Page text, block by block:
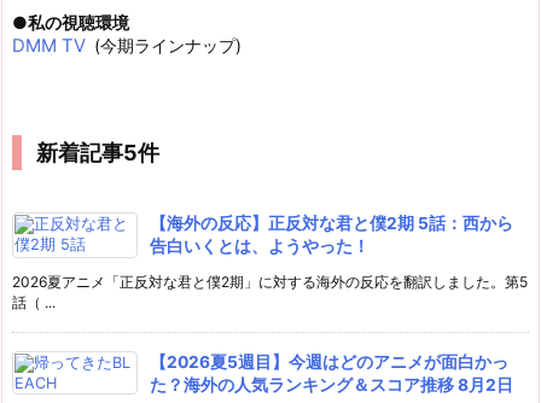
私の視聴環境
DMM TV (今期ラインナップ)
新着記事5件
【海外の反応】正反対な君と僕2期 5話：西から
告白いくとは、ようやった！
2026夏アニメ「正反対な君と僕2期」に対する海外の反応を翻訳しました。第5
話（ ...
【2026夏5週目】今週はどのアニメが面白かっ
た？海外の人気ランキング＆スコア推移 8月2日